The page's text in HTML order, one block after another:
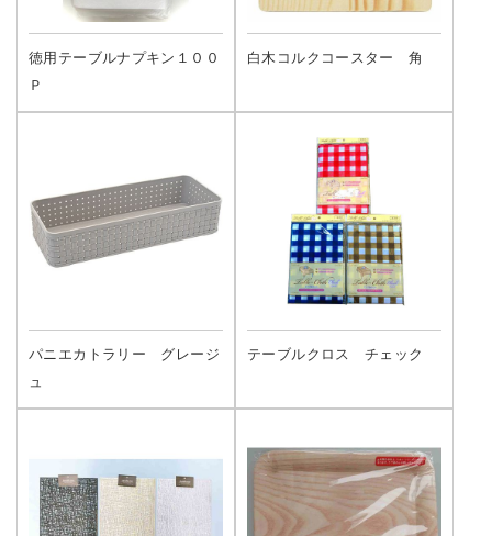
徳用テーブルナプキン１００
Ｐ
白木コルクコースター 角
パニエカトラリー グレージ
ュ
テーブルクロス チェック